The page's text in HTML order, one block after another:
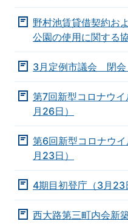
野村池賃貸借契約お
公園の使用に関する
3月定例市議会 閉会
第7回新型コロナウ
月26日）
第6回新型コロナウ
月23日）
4期目初登庁（3月23
西大路第三町内会新